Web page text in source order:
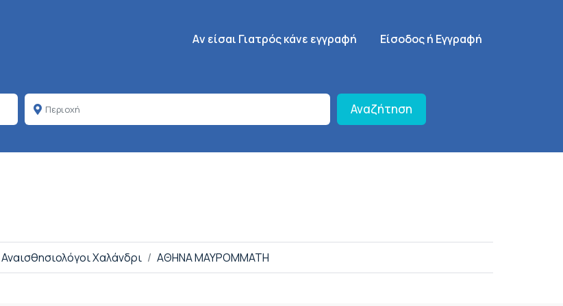
Κεντρική πλοήγηση
Aν είσαι Γιατρός κάνε εγγραφή SignUp Menu
Είσοδος ή Εγγραφή
Αναζήτηση
Αναισθησιολόγοι Χαλάνδρι ΑΘΗΝΑ ΜΑΥΡΟΜΜΑΤΗ